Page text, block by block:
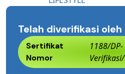
Telah diverifikasi oleh
Sertifikat
Nomor
1188/DP-